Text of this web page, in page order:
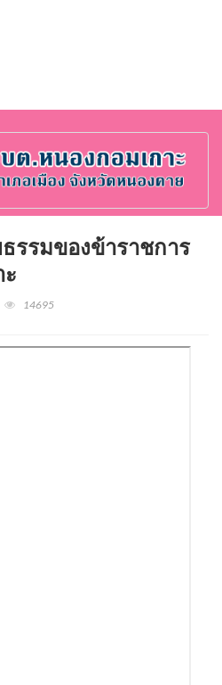
รรมของข้าราชการ
ะ
14695